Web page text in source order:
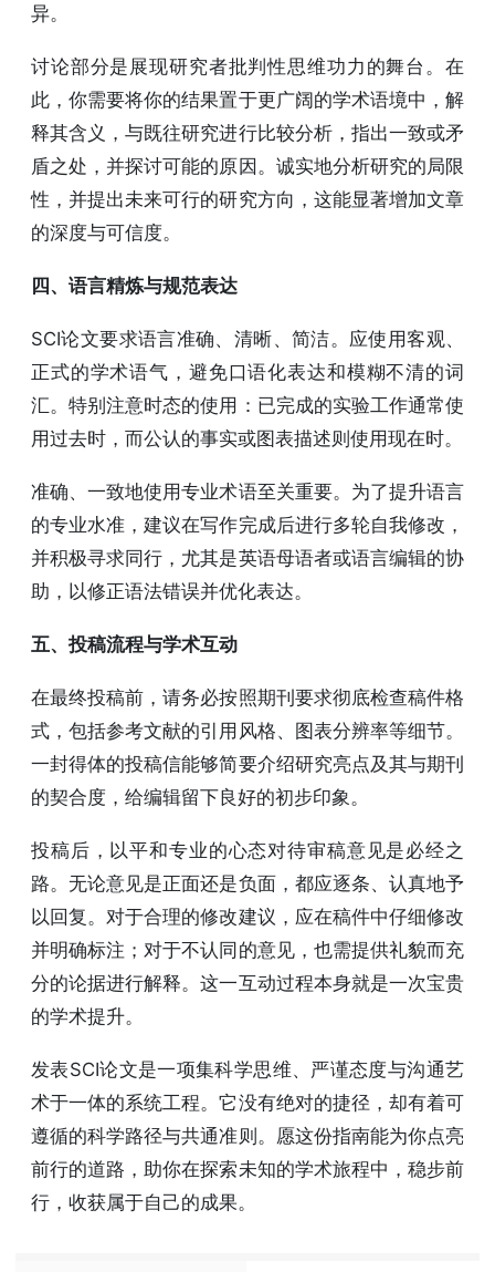
异。
讨论部分是展现研究者批判性思维功力的舞台。在
此，你需要将你的结果置于更广阔的学术语境中，解
释其含义，与既往研究进行比较分析，指出一致或矛
盾之处，并探讨可能的原因。诚实地分析研究的局限
性，并提出未来可行的研究方向，这能显著增加文章
的深度与可信度。
四、语言精炼与规范表达
SCI论文要求语言准确、清晰、简洁。应使用客观、
正式的学术语气，避免口语化表达和模糊不清的词
汇。特别注意时态的使用：已完成的实验工作通常使
用过去时，而公认的事实或图表描述则使用现在时。
准确、一致地使用专业术语至关重要。为了提升语言
的专业水准，建议在写作完成后进行多轮自我修改，
并积极寻求同行，尤其是英语母语者或语言编辑的协
助，以修正语法错误并优化表达。
五、投稿流程与学术互动
在最终投稿前，请务必按照期刊要求彻底检查稿件格
式，包括参考文献的引用风格、图表分辨率等细节。
一封得体的投稿信能够简要介绍研究亮点及其与期刊
的契合度，给编辑留下良好的初步印象。
投稿后，以平和专业的心态对待审稿意见是必经之
路。无论意见是正面还是负面，都应逐条、认真地予
以回复。对于合理的修改建议，应在稿件中仔细修改
并明确标注；对于不认同的意见，也需提供礼貌而充
分的论据进行解释。这一互动过程本身就是一次宝贵
的学术提升。
发表SCI论文是一项集科学思维、严谨态度与沟通艺
术于一体的系统工程。它没有绝对的捷径，却有着可
遵循的科学路径与共通准则。愿这份指南能为你点亮
前行的道路，助你在探索未知的学术旅程中，稳步前
行，收获属于自己的成果。